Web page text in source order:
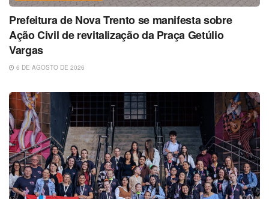
Prefeitura de Nova Trento se manifesta sobre
Ação Civil de revitalização da Praça Getúlio
Vargas
6 DE AGOSTO DE 2026